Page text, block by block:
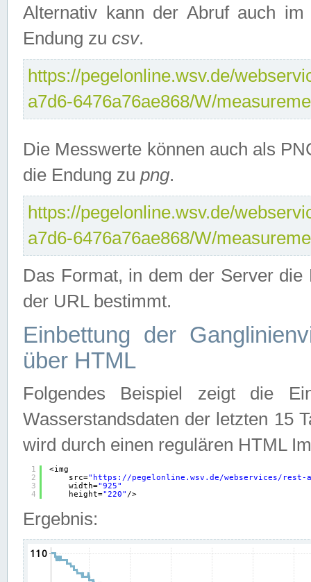
Alternativ kann der Abruf auch
Endung zu csv.
https://pegelonline.wsv.de/
a7d6-6476a76ae868/W/
Die Messwerte können auch als
die Endung zu png.
https://pegelonline.wsv.de/
a7d6-6476a76ae868/W/
Das Format, in dem der Server
der URL bestimmt.
Einbettung der
über HTML
Folgendes Beispiel zeigt die
Wasserstandsdaten der letzten 15
wird durch einen regulären HTML
1
2
3
4
<img
src=" https://pegelonline.wsv.de/webservices/rest-
width="925"
height="220" />
Ergebnis: